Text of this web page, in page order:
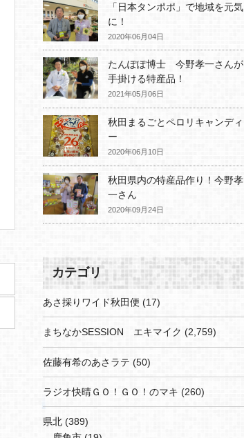
「日本タンポポ」で地域を元気
に！
2020年06月04日
たんぽぽ博士 今野孝一さんが
手掛ける特産品！
2021年05月06日
秋田まるごとペロリキャンディ
ー
2020年06月10日
秋田県内の特産品作り！今野孝
一さん
2020年09月24日
カテゴリ
あさ採りワイド秋田便 (17)
まちなかSESSION エキマイク (2,759)
佐藤有希のあさラテ (50)
ラジオ快晴ＧＯ！ＧＯ！のマキ (260)
県北 (389)